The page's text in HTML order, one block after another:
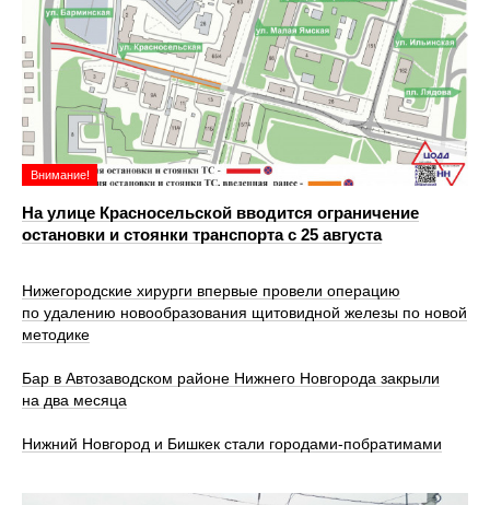
Внимание!
На улице Красносельской вводится ограничение
остановки и стоянки транспорта с 25 августа
Нижегородские хирурги впервые провели операцию
по удалению новообразования щитовидной железы по новой
методике
Бар в Автозаводском районе Нижнего Новгорода закрыли
на два месяца
Нижний Новгород и Бишкек стали городами-побратимами